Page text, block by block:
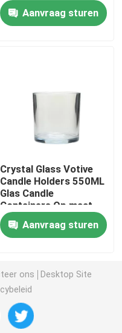
Aanvraag sturen
Crystal Glass Votive
Candle Holders 550ML
Glas Candle
Containers Op maat
Aanvraag sturen
ons
Desktop Site